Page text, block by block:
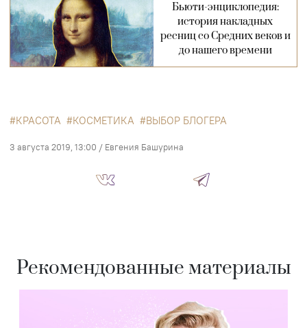
Бьюти-энциклопедия:
история накладных
ресниц со Средних веков и
до нашего времени
КРАСОТА КОСМЕТИКА ВЫБОР БЛОГЕРА
3 августа 2019, 13:00 / Евгения Башурина
Рекомендованные материалы